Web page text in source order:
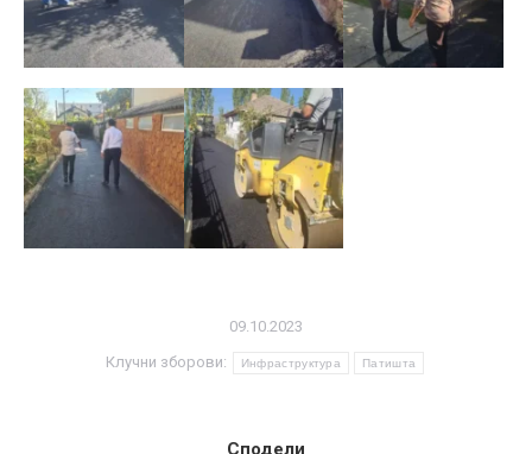
09.10.2023
Клучни зборови: Инфраструктура Патишта
Сподели